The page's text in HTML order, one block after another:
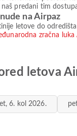
naš predani tim
na Airpaz
letove do
zračna luka
letova
6. kol 2026.